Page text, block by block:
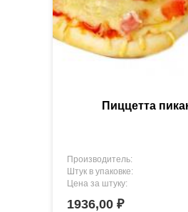
Пиццетта
Производитель:
Штук в упаковке:
Цена за штуку:
1936,00 ₽